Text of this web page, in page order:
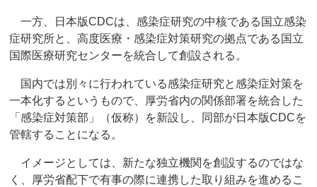
一方、日本版CDCは、感染症研究の中核である国立感染
症研究所と、高度医療・感染症対策研究の拠点である国立
国際医療研究センターを統合して創設される。
国内では別々に行われている感染症研究と感染症対策を
一本化するというもので、厚労省内の関係部署を統合した
「感染症対策部」（仮称）を新設し、同部が日本版CDCを
管轄することになる。
イメージとしては、新たな独立機関を創設するのではな
く、厚労省配下で有事の際に連携した取り組みを進めるこ